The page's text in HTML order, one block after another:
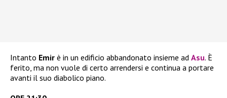
Intanto Emir è in un edificio abbandonato insieme ad Asu. È
ferito, ma non vuole di certo arrendersi e continua a portare
avanti il suo diabolico piano.